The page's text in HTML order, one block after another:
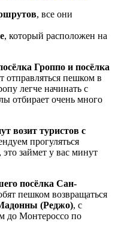
, все они
, который расположен на
Гроппо и посёлка
отправляться пешком в
легче начинать с
отбирает очень много
возит туристов с
прогуляться
займет у вас минут
посёлка Сан-
пешком возвращаться
(Реджо), с
до Монтероссо по